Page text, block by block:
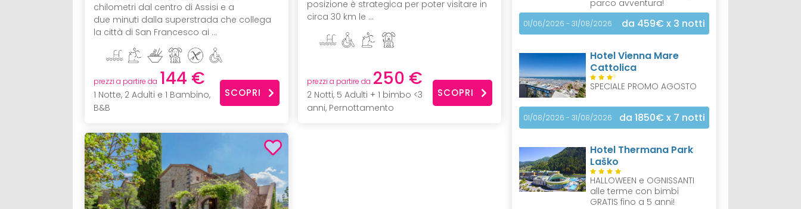
chilometri dal centro di Assisi e a
due minuti dalla superstrada che collega
la città di San Francesco ai ...
prezzi a partire da 144 €
1 Notte, 2 Adulti e 1 Bambino,
B&B
SCOPRI
posizione è strategica per poter visitare in
circa 30 km le ...
prezzi a partire da 250 €
2 Notti, 5 Adulti + 1 bimbo <3
anni, Pernottamento
SCOPRI
parco avventura!
01/06/2026 - 31/08/2026 da 459€ x 3 notti
Hotel Vienna Mare
Cattolica
S
SPECIALE PROMO AGOSTO
01/08/2026 - 31/08/2026 da 1850€ x 7 notti
Hotel Thermana Park
Laško
HALLOWEEN e OGNISSANTI
alle terme con bimbi
GRATIS fino a 5 anni!